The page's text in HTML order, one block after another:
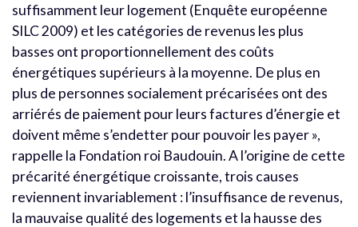
suffisamment leur logement (Enquête européenne
SILC 2009) et les catégories de revenus les plus
basses ont proportionnellement des coûts
énergétiques supérieurs à la moyenne. De plus en
plus de personnes socialement précarisées ont des
arriérés de paiement pour leurs factures d’énergie et
doivent même s’endetter pour pouvoir les payer »,
rappelle la Fondation roi Baudouin. A l’origine de cette
précarité énergétique croissante, trois causes
reviennent invariablement : l’insuffisance de revenus,
la mauvaise qualité des logements et la hausse des